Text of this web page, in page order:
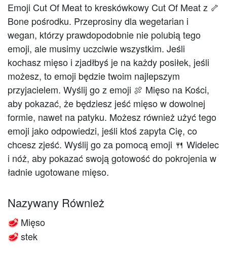
Emoji Cut Of Meat to kreskówkowy Cut Of Meat z 🦴
Bone pośrodku. Przeprosiny dla wegetarian i
wegan, którzy prawdopodobnie nie polubią tego
emoji, ale musimy uczciwie wszystkim. Jeśli
kochasz mięso i zjadłbyś je na każdy posiłek, jeśli
możesz, to emoji będzie twoim najlepszym
przyjacielem. Wyślij go z emoji 🍖 Mięso na Kości,
aby pokazać, że będziesz jeść mięso w dowolnej
formie, nawet na patyku. Możesz również użyć tego
emoji jako odpowiedzi, jeśli ktoś zapyta Cię, co
chcesz zjeść. Wyślij go za pomocą emoji 🍴 Widelec
i nóż, aby pokazać swoją gotowość do pokrojenia w
ładnie ugotowane mięso.
Nazywany Również
🥩 Mięso
🥩 stek